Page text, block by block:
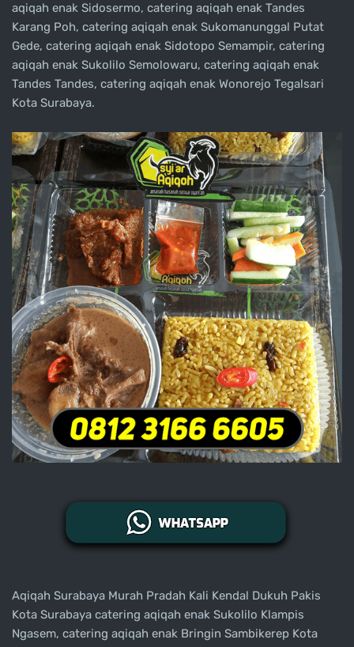
aqiqah enak Sidosermo, catering aqiqah enak Tandes
Karang Poh, catering aqiqah enak Sukomanunggal Putat
Gede, catering aqiqah enak Sidotopo Semampir, catering
aqiqah enak Sukolilo Semolowaru, catering aqiqah enak
Tandes Tandes, catering aqiqah enak Wonorejo Tegalsari
Kota Surabaya.
Aqiqah Surabaya Murah Pradah Kali Kendal Dukuh Pakis
Kota Surabaya catering aqiqah enak Sukolilo Klampis
Ngasem, catering aqiqah enak Bringin Sambikerep Kota